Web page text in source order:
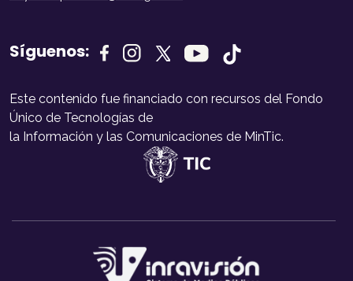
Síguenos:
Este contenido fue financiado con recursos del Fondo
Único de Tecnologías de
la Información y las Comunicaciones de MinTic.